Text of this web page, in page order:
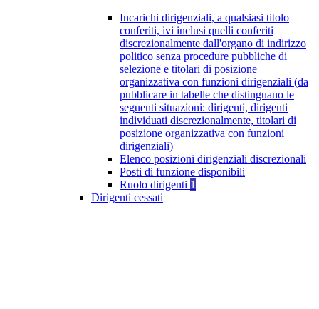
Incarichi dirigenziali, a qualsiasi titolo
conferiti, ivi inclusi quelli conferiti
discrezionalmente dall'organo di indirizzo
politico senza procedure pubbliche di
selezione e titolari di posizione
organizzativa con funzioni dirigenziali (da
pubblicare in tabelle che distinguano le
seguenti situazioni: dirigenti, dirigenti
individuati discrezionalmente, titolari di
posizione organizzativa con funzioni
dirigenziali)
Elenco posizioni dirigenziali discrezionali
Posti di funzione disponibili
Ruolo dirigenti 1
Dirigenti cessati